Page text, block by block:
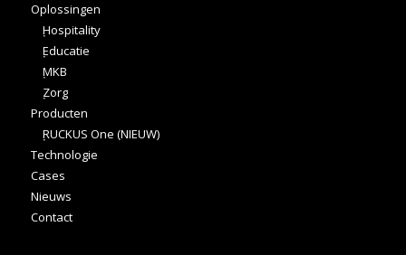
Oplossingen
Hospitality
Educatie
MKB
Zorg
Producten
RUCKUS One (NIEUW)
Technologie
Cases
Nieuws
Contact